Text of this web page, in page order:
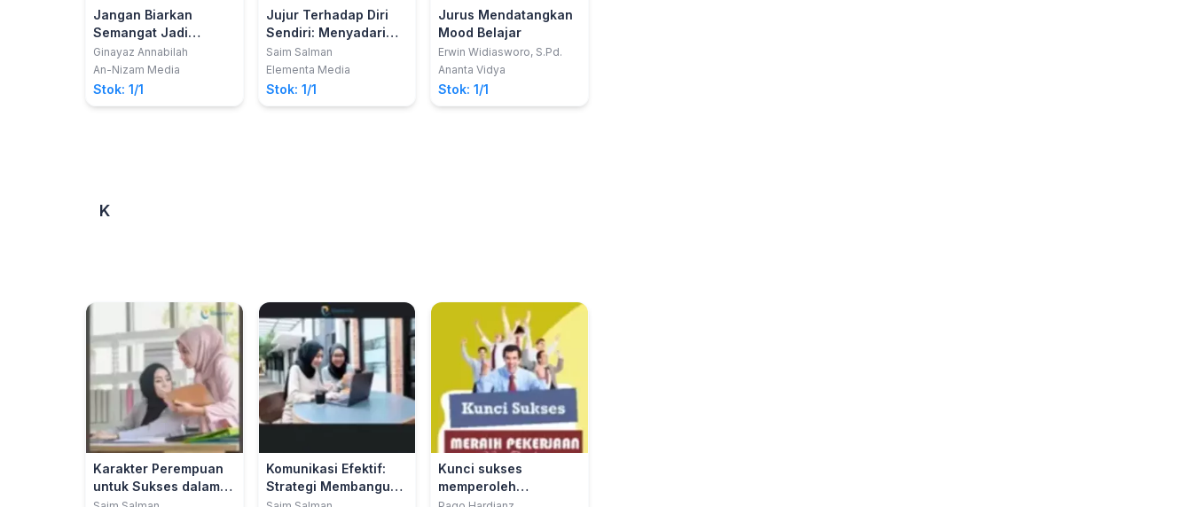
Jangan Biarkan
Semangat Jadi
Berkarat
Ginayaz Annabilah
An-Nizam Media
Stok: 1/1
Jujur Terhadap Diri
Sendiri: Menyadari
Kemampuan dan
Kondisi Diri
Saim Salman
Elementa Media
Stok: 1/1
Jurus Mendatangkan
Mood Belajar
Erwin Widiasworo, S.Pd.
Ananta Vidya
Stok: 1/1
K
Karakter Perempuan
untuk Sukses dalam
Karier
Komunikasi Efektif:
Strategi Membangun
Relasi
Kunci sukses
memperoleh
pekerjaan yang